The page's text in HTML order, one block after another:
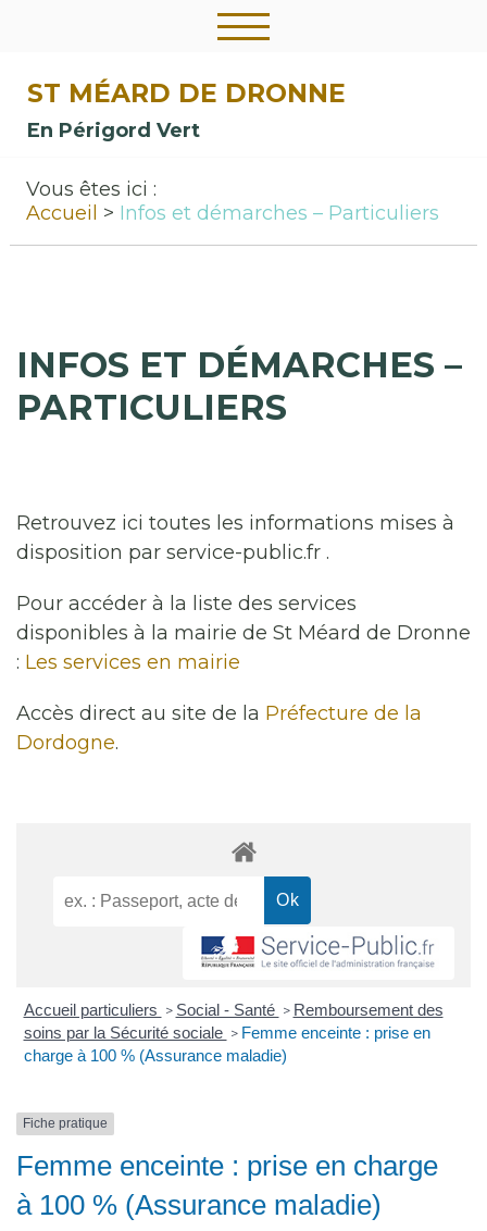
ST MÉARD DE DRONNE
En Périgord Vert
Vous êtes ici :
Accueil
Infos et démarches – Particuliers
INFOS ET DÉMARCHES –
PARTICULIERS
Retrouvez ici toutes les informations mises à
disposition par service-public.fr .
Pour accéder à la liste des services
disponibles à la mairie de St Méard de Dronne
: Les services en mairie
Accès direct au site de la Préfecture de la
Dordogne.
Accueil particuliers > Social - Santé > Remboursement des
soins par la Sécurité sociale > Femme enceinte : prise en
charge à 100 % (Assurance maladie)
Fiche pratique
Femme enceinte : prise en charge
à 100 % (Assurance maladie)